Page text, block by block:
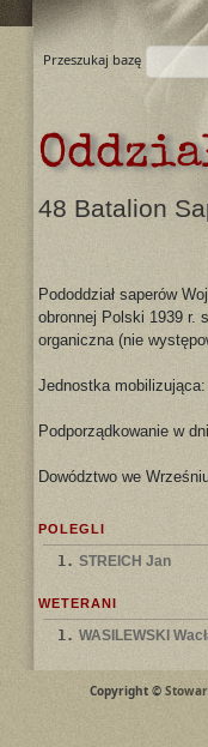
Przeszukaj bazę
48 Batalion
Pododdział saperów
obronnej Polski 1939 r.
organiczna (nie
Jednostka mobilizująca:
Podporządkowanie w
Dowództwo we
POLEGLI
1. STREICH Jan
WETERANI
1. WASILEWSKI
Copyright ©